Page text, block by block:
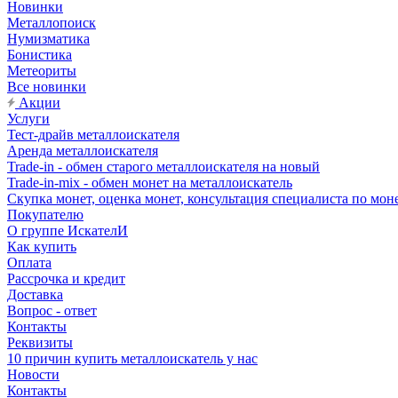
Новинки
Металлопоиск
Нумизматика
Бонистика
Метеориты
Все новинки
Акции
Услуги
Тест-драйв металлоискателя
Аренда металлоискателя
Trade-in - обмен старого металлоискателя на новый
Trade-in-mix - обмен монет на металлоискатель
Скупка монет, оценка монет, консультация специалиста по
Покупателю
О группе ИскателИ
Как купить
Оплата
Рассрочка и кредит
Доставка
Вопрос - ответ
Контакты
Реквизиты
10 причин купить металлоискатель у нас
Новости
Контакты